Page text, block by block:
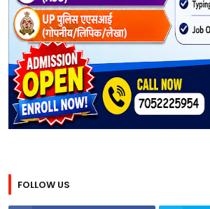
FOLLOW US